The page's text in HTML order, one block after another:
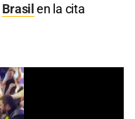
Brasil en la cita